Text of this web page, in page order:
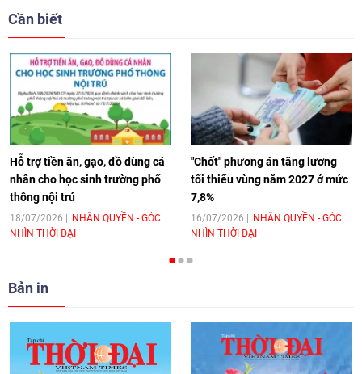
[Video] Âm nhạc flamenco gắn kết văn
hoá Việt Nam - Tây Ban Nha
11:10 17/06/2026
[Video] Trao tặng Kỷ niệm chương "Vì
hòa bình, hữu nghị giữa các dân tộc"
cho Đại sứ Hungary tại Việt Nam
[Video] Nhân dân Việt Nam luôn trân
trọng tình cảm của nước Nga
08:02 | 13/06/2026
Cần biết
Hỗ trợ tiền ăn, gạo, đồ dùng cá
nhân cho học sinh trường phổ
thông nội trú
18/07/2026
NHÂN QUYỀN - GÓC
NHÌN THỜI ĐẠI
"Chốt" phương án tăng lương
tối thiểu vùng năm 2027 ở mức
7,8%
16/07/2026
NHÂN QUYỀN - GÓC
NHÌN THỜI ĐẠI
Bản in